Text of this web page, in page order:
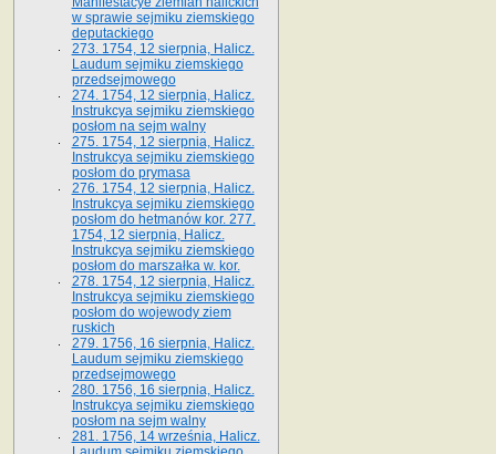
w sprawie sejmiku ziemskiego
deputackiego
273. 1754, 12 sierpnia, Halicz.
Laudum sejmiku ziemskiego
przedsejmowego
274. 1754, 12 sierpnia, Halicz.
Instrukcya sejmiku ziemskiego
posłom na sejm walny
275. 1754, 12 sierpnia, Halicz.
Instrukcya sejmiku ziemskiego
posłom do prymasa
276. 1754, 12 sierpnia, Halicz.
Instrukcya sejmiku ziemskiego
posłom do hetmanów kor. 277.
1754, 12 sierpnia, Halicz.
Instrukcya sejmiku ziemskiego
posłom do marszałka w. kor.
278. 1754, 12 sierpnia, Halicz.
Instrukcya sejmiku ziemskiego
posłom do wojewody ziem
ruskich
279. 1756, 16 sierpnia, Halicz.
Laudum sejmiku ziemskiego
przedsejmowego
280. 1756, 16 sierpnia, Halicz.
Instrukcya sejmiku ziemskiego
posłom na sejm walny
281. 1756, 14 września, Halicz.